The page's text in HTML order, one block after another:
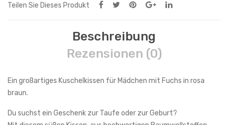
Teilen Sie Dieses Produkt
Beschreibung
Rezensionen (0)
Ein großartiges Kuschelkissen für Mädchen mit Fuchs in rosa
braun.
Du suchst ein Geschenk zur Taufe oder zur Geburt?